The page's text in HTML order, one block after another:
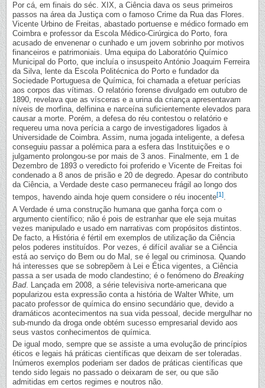
Por cá, em finais do séc. XIX, a Ciência dava os seus primeiros
passos na área da Justiça com o famoso Crime da Rua das Flores.
Vicente Urbino de Freitas, abastado portuense e médico formado em
Coimbra e professor da Escola Médico-Cirúrgica do Porto, fora
acusado de envenenar o cunhado e um jovem sobrinho por motivos
financeiros e patrimoniais. Uma equipa do Laboratório Químico
Municipal do Porto, que incluía o insuspeito António Joaquim Ferreira
da Silva, lente da Escola Politécnica do Porto e fundador da
Sociedade Portuguesa de Química, foi chamada a efetuar perícias
aos corpos das vítimas. O relatório forense divulgado em outubro de
1890, revelava que as vísceras e a urina da criança apresentavam
níveis de morfina, delfinina e narceína suficientemente elevados para
causar a morte. Porém, a defesa do réu contestou o relatório e
requereu uma nova perícia a cargo de investigadores ligados à
Universidade de Coimbra. Assim, numa jogada inteligente, a defesa
conseguiu passar a polémica para a esfera das Instituições e o
julgamento prolongou-se por mais de 3 anos. Finalmente, em 1 de
Dezembro de 1893 o veredicto foi proferido e Vicente de Freitas foi
condenado a 8 anos de prisão e 20 de degredo. Apesar do contributo
da Ciência, a Verdade deste caso permaneceu frágil ao longo dos
tempos, havendo ainda hoje quem considere o réu inocente[1].
A Verdade é uma construção humana que ganha força com o
argumento científico; não é pois de estranhar que ele seja muitas
vezes manipulado e usado em narrativas com propósitos distintos.
De facto, a História é fértil em exemplos de utilização da Ciência
pelos poderes instituídos. Por vezes, é difícil avaliar se a Ciência
está ao serviço do Bem ou do Mal, se é legal ou criminosa. Quando
há interesses que se sobrepõem à Lei e Ética vigentes, a Ciência
passa a ser usada de modo clandestino; é o fenómeno do Breaking
Bad. Lançada em 2008, a série televisiva norte-americana que
popularizou esta expressão conta a história de Walter White, um
pacato professor de química do ensino secundário que, devido a
dramáticos acontecimentos na sua vida pessoal, decide mergulhar no
sub-mundo da droga onde obtém sucesso empresarial devido aos
seus vastos conhecimentos de química.
De igual modo, sempre que se assiste a uma evolução de princípios
éticos e legais há práticas científicas que deixam de ser toleradas.
Inúmeros exemplos poderiam ser dados de práticas científicas que
tendo sido legais no passado o deixaram de ser, ou que são
admitidas em certos regimes e noutros não.